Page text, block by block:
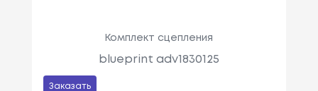
Комплект сцепления
blueprint adv1830125
Заказать